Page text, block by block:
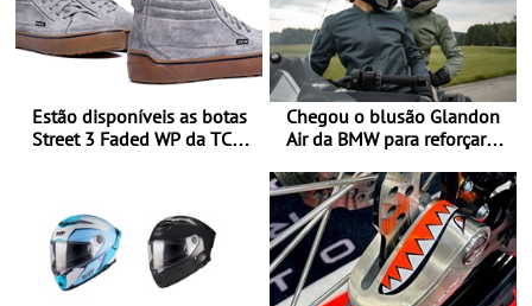
Estão disponíveis as botas
Street 3 Faded WP da TCX
Chegou o blusão Glandon
Air da BMW para reforçar
verão